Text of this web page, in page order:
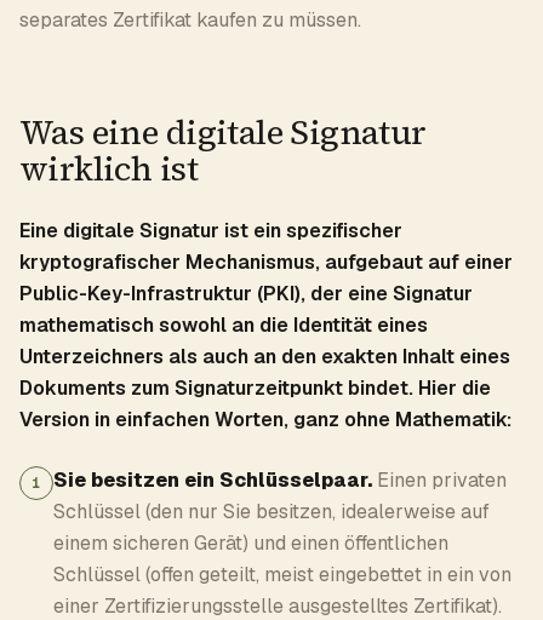
separates Zertifikat kaufen zu müssen.
Was eine digitale Signatur
wirklich ist
Eine digitale Signatur ist ein spezifischer
kryptografischer Mechanismus, aufgebaut auf einer
Public-Key-Infrastruktur (PKI), der eine Signatur
mathematisch sowohl an die Identität eines
Unterzeichners als auch an den exakten Inhalt eines
Dokuments zum Signaturzeitpunkt bindet. Hier die
Version in einfachen Worten, ganz ohne Mathematik:
1 Sie besitzen ein Schlüsselpaar. Einen privaten
Schlüssel (den nur Sie besitzen, idealerweise auf
einem sicheren Gerät) und einen öffentlichen
Schlüssel (offen geteilt, meist eingebettet in ein von
einer Zertifizierungsstelle ausgestelltes Zertifikat).